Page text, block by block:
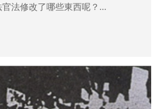
法修改了哪些東西呢？...